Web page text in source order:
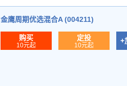
金鹰周期优选混合A (004211)
购买
10元起
定投
10元起
+